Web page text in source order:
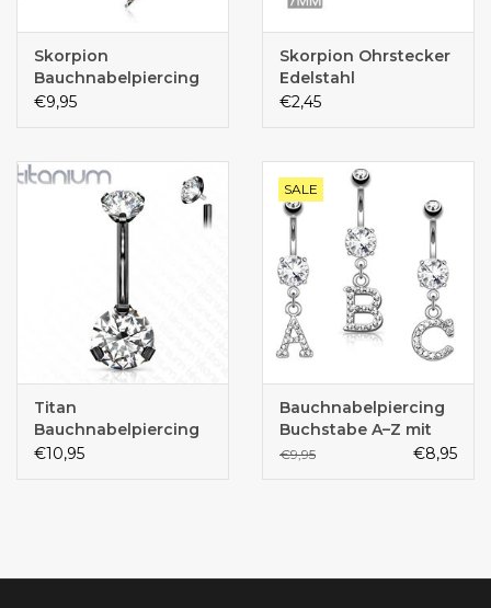
Skorpion
Bauchnabelpiercing
€9,95
Skorpion Ohrstecker
Edelstahl
€2,45
Titan
Bauchnabelpiercing
schwarz
€10,95
SALE
Bauchnabelpiercing
Buchstabe A–Z mit
Kristall-Zirkonia –
€9,95 €8,95